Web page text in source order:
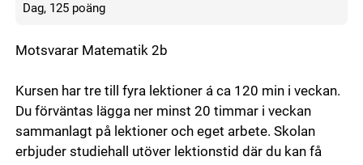
Dag, 125 poäng
Motsvarar Matematik 2b
Kursen har tre till fyra lektioner á ca 120 min i veckan.
Du förväntas lägga ner minst 20 timmar i veckan
sammanlagt på lektioner och eget arbete. Skolan
erbjuder studiehall utöver lektionstid där du kan få